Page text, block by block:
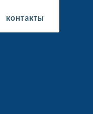
контакты